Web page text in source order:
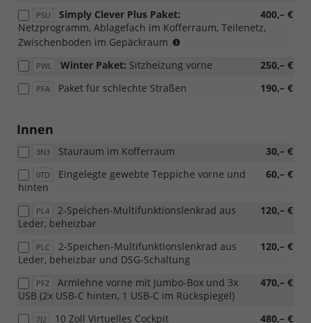
PWC/WD4/WD5)
HEV,
PSU 400,– €
Simply Clever Plus Paket:
Netzprogramm, Ablagefach im Kofferraum, Teilenetz,
Zwischenboden im Gepäckraum
für
HEV,
PWL 250,– €
Winter Paket: Sitzheizung vorne
PFA 190,– €
Paket für schlechte Straßen
Innen
3N3 30,– €
Stauraum im Kofferraum
0TD 60,– €
Eingelegte gewebte Teppiche vorne und
hinten
PL4 120,– €
2-Speichen-Multifunktionslenkrad aus
Leder, beheizbar
PLC 120,– €
2-Speichen-Multifunktionslenkrad aus
Leder, beheizbar und DSG-Schaltung
PFZ 470,– €
Armlehne vorne mit Jumbo-Box und 3x
USB (2x USB-C hinten, 1 USB-C im Rückspiegel)
7J2 480,– €
10 Zoll Virtuelles Cockpit